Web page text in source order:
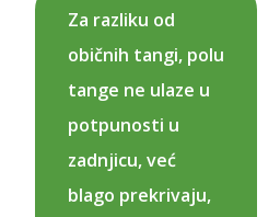
Za razliku od
običnih tangi, polu
tange ne ulaze u
potpunosti u
zadnjicu, već
blago prekrivaju,